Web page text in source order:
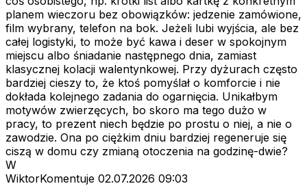
planem wieczoru bez obowiązków: jedzenie zamówione,
film wybrany, telefon na bok. Jeżeli lubi wyjścia, ale bez
całej logistyki, to może być kawa i deser w spokojnym
miejscu albo śniadanie następnego dnia, zamiast
klasycznej kolacji walentynkowej. Przy dyżurach często
bardziej cieszy to, że ktoś pomyślał o komforcie i nie
dokłada kolejnego zadania do ogarnięcia. Unikałbym
motywów zwierzęcych, bo skoro ma tego dużo w
pracy, to prezent niech będzie po prostu o niej, a nie o
zawodzie. Ona po ciężkim dniu bardziej regeneruje się
ciszą w domu czy zmianą otoczenia na godzinę-dwie?
W
WiktorKomentuje 02.07.2026 09:03